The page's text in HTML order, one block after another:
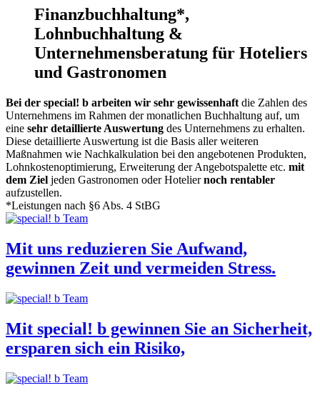
Finanzbuchhaltung*,
Lohnbuchhaltung &
Unternehmensberatung für Hoteliers
und Gastronomen
Bei der special! b arbeiten wir sehr gewissenhaft die Zahlen des
Unternehmens im Rahmen der monatlichen Buchhaltung auf, um
eine sehr detaillierte Auswertung des Unternehmens zu erhalten.
Diese detaillierte Auswertung ist die Basis aller weiteren
Maßnahmen wie Nachkalkulation bei den angebotenen Produkten,
Lohnkostenoptimierung, Erweiterung der Angebotspalette etc. mit
dem Ziel jeden Gastronomen oder Hoteliernoch rentabler
aufzustellen.
*Leistungen nach §6 Abs. 4 StBG
Mit uns reduzieren Sie Aufwand,
gewinnen Zeit und vermeiden Stress.
Mit special! b gewinnen Sie an Sicherheit,
ersparen sich ein Risiko,